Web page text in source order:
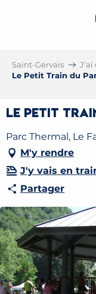
Saint-Gervais
Le Petit Train du
Le Petit
Parc Thermal, Le
M'y rendre
J'y vais en
Partager